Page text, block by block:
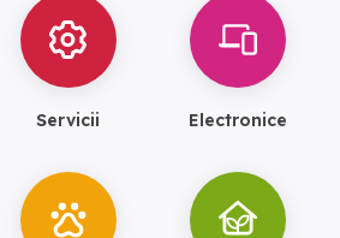
Servicii Electronice